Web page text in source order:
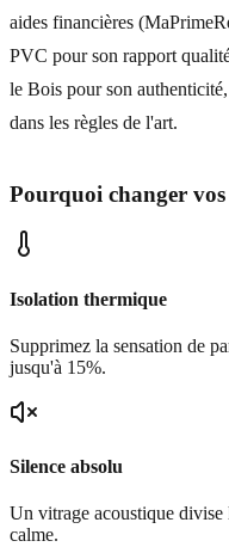
aides financières
PVC pour son rapport
le Bois pour son
dans les règles de l'art.
Pourquoi changer vos
Isolation thermique
Supprimez la sensation de
jusqu'à 15%.
Silence absolu
Un vitrage acoustique
calme.